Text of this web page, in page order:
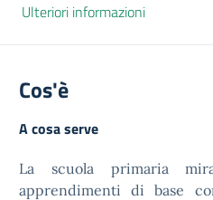
Ulteriori informazioni
Cos'è
A cosa serve
La scuola primaria
apprendimenti di base